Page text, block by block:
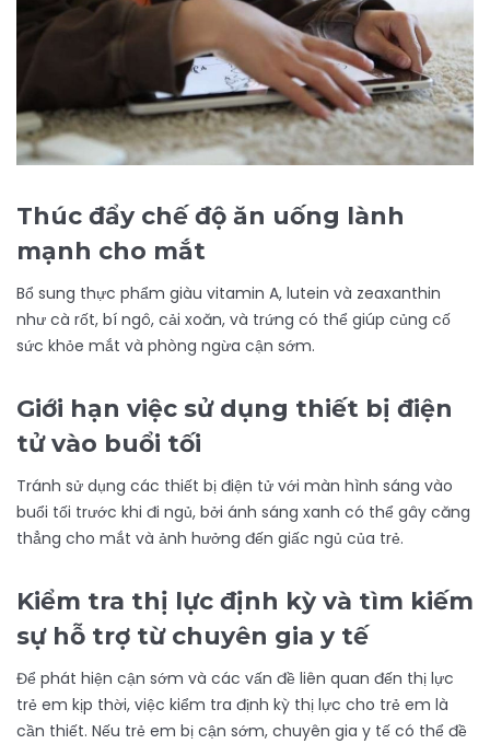
Thúc đẩy chế độ ăn uống lành
mạnh cho mắt
Bổ sung thực phẩm giàu vitamin A, lutein và zeaxanthin
như cà rốt, bí ngô, cải xoăn, và trứng có thể giúp củng cố
sức khỏe mắt và phòng ngừa cận sớm.
Giới hạn việc sử dụng thiết bị điện
tử vào buổi tối
Tránh sử dụng các thiết bị điện tử với màn hình sáng vào
buổi tối trước khi đi ngủ, bởi ánh sáng xanh có thể gây căng
thẳng cho mắt và ảnh hưởng đến giấc ngủ của trẻ.
Kiểm tra thị lực định kỳ và tìm kiếm
sự hỗ trợ từ chuyên gia y tế
Để phát hiện cận sớm và các vấn đề liên quan đến thị lực
trẻ em kịp thời, việc kiểm tra định kỳ thị lực cho trẻ em là
cần thiết. Nếu trẻ em bị cận sớm, chuyên gia y tế có thể đề